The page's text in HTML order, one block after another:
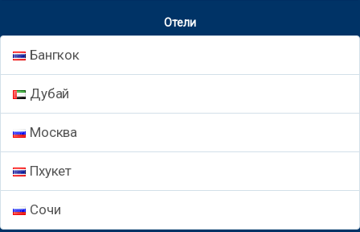
Отели
Бангкок
Дубай
Москва
Пхукет
Сочи